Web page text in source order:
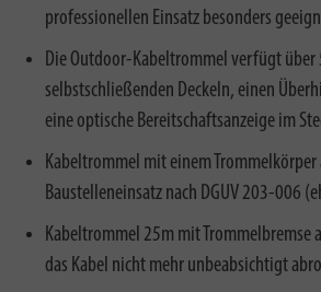
professionellen Einsatz besonders
Die Outdoor-Kabeltrommel verfügt über
selbstschließenden Deckeln, einen
eine optische Bereitschaftsanzeige im
Kabeltrommel mit einem
Baustelleneinsatz nach DGUV 203-006
Kabeltrommel 25m mit Trommelbremse
das Kabel nicht mehr unbeabsichtigt